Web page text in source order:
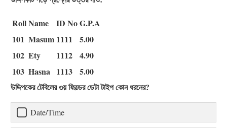
RollName ID NoG.P.A
101 Masum 1111
5.00
102 Ety 1112
4.90
103 Hasna 1113
5.00
উদ্দিপকের টেবিলের ৩য় ফিল্ডের ডেটা টাইপ কোন ধরনের?
Date/Time